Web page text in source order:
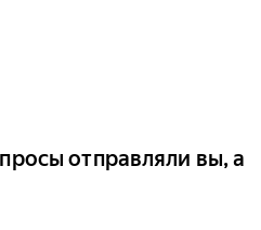
отправляли вы, а